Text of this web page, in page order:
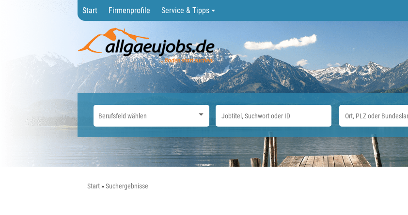
Start Firmenprofile Service & Tipps
Start Suchergebnisse